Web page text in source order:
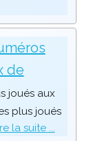
de
joués aux
plus joués
la suite ...